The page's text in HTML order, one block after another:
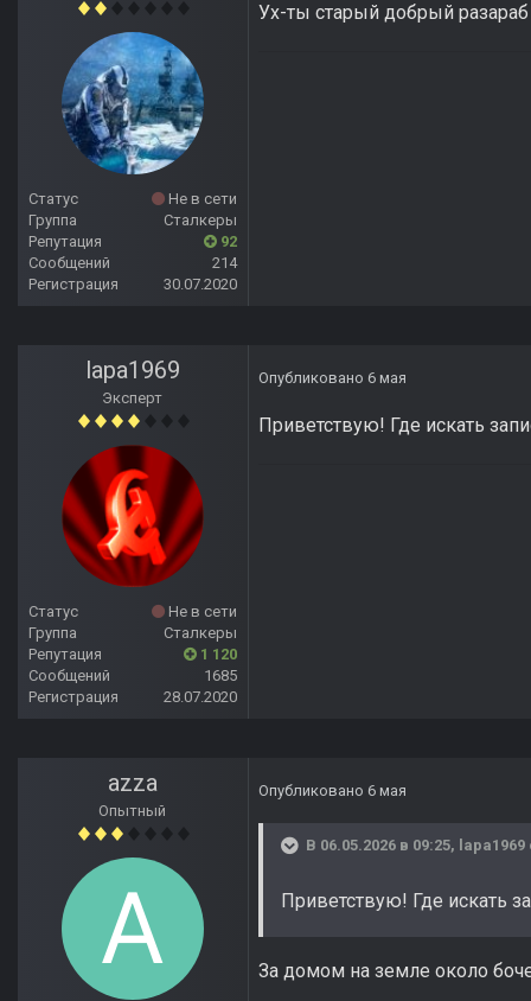
Статус
Не в сети
Группа
Сталкеры
Репутация
92
Сообщений
214
Регистрация
30.07.2020
Ух-ты старый добрый разараб
lapa1969
Эксперт
Статус
Не в сети
Группа
Сталкеры
Репутация
1 120
Сообщений
1685
Регистрация
28.07.2020
Опубликовано 6 мая
Приветствую! Где искать
azza
Опытный
Опубликовано 6 мая
В 06.05.2026 в 09:25, lapa1969
Приветствую! Где искать
За домом на земле около